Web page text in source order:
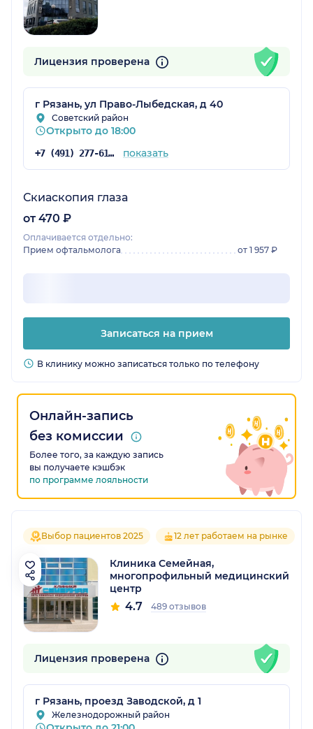
Лицензия проверена
г Рязань, ул Право-Лыбедская, д 40
Советский район
Открыто до 18:00
+7 (491) 277-61-52 показать
Скиаскопия глаза
от 470 ₽
Оплачивается отдельно:
Прием офтальмолога
от 1 957 ₽
Записаться на прием
В клинику можно записаться только по телефону
Онлайн-запись
без комиссии
Более того, за каждую запись
вы получаете кэшбэк
по программе лояльности
Выбор пациентов 2025 12 лет работаем на рынке
Клиника Семейная,
многопрофильный медицинский
центр
4.7 489 отзывов
Лицензия проверена
г Рязань, проезд Заводской, д 1
Железнодорожный район